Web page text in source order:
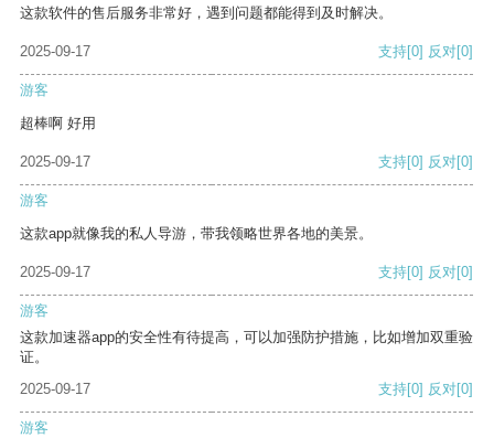
这款软件的售后服务非常好，遇到问题都能得到及时解决。
2025-09-17 支持[0] 反对[0]
游客
超棒啊 好用
2025-09-17 支持[0] 反对[0]
游客
这款app就像我的私人导游，带我领略世界各地的美景。
2025-09-17 支持[0] 反对[0]
游客
这款加速器app的安全性有待提高，可以加强防护措施，比如增加双重验
证。
2025-09-17
支持[0] 反对[0]
游客